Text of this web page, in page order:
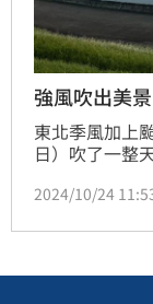
強風吹出美
東北季風加上
日）吹了一整
庫賞景，意外
2024/10/24